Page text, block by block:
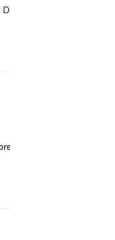
verbreitet. Auf
Besonders